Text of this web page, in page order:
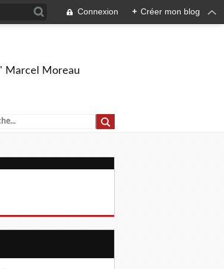
Connexion + Créer mon blog
Marcel Moreau